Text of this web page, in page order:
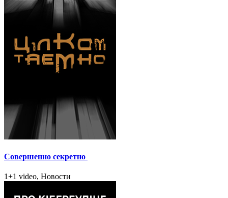
Совершенно секретно
1+1 video, Новости